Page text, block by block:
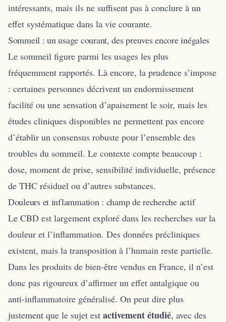
intéressants, mais ils ne suffisent pas à conclure à un
effet systématique dans la vie courante.
Sommeil : un usage courant, des preuves encore inégales
Le sommeil figure parmi les usages les plus
fréquemment rapportés. Là encore, la prudence s’impose
: certaines personnes décrivent un endormissement
facilité ou une sensation d’apaisement le soir, mais les
études cliniques disponibles ne permettent pas encore
d’établir un consensus robuste pour l’ensemble des
troubles du sommeil. Le contexte compte beaucoup :
dose, moment de prise, sensibilité individuelle, présence
de THC résiduel ou d’autres substances.
Douleurs et inflammation : champ de recherche actif
Le CBD est largement exploré dans les recherches sur la
douleur et l’inflammation. Des données précliniques
existent, mais la transposition à l’humain reste partielle.
Dans les produits de bien-être vendus en France, il n’est
donc pas rigoureux d’affirmer un effet antalgique ou
anti-inflammatoire généralisé. On peut dire plus
justement que le sujet est activement étudié, avec des